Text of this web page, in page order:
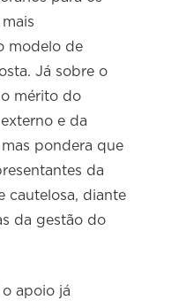
modelo de
Já sobre o
mérito do
e da
pondera que
da
cautelosa, diante
da gestão do
apoio já